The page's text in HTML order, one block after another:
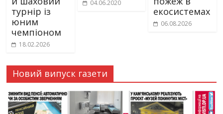
турнір із
юним
чемпіоном
18.02.2026
04.06.2020
екосистемах
06.08.2026
Новий випуск газети